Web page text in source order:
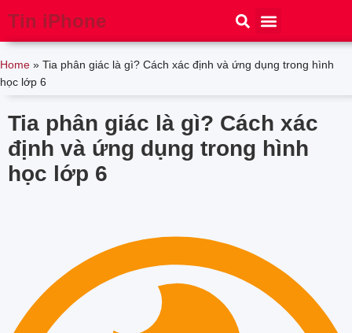
Tin iPhone
Home » Tia phân giác là gì? Cách xác định và ứng dụng trong hình
học lớp 6
Tia phân giác là gì? Cách xác
định và ứng dụng trong hình
học lớp 6